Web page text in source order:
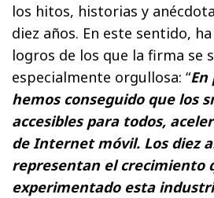
los hitos, historias y
diez años. En este sentido,
logros de los que la firma se
especialmente orgullosa: “En
hemos conseguido que los
accesibles para todos,
de Internet móvil. Los diez
representan el crecimiento
experimentado esta